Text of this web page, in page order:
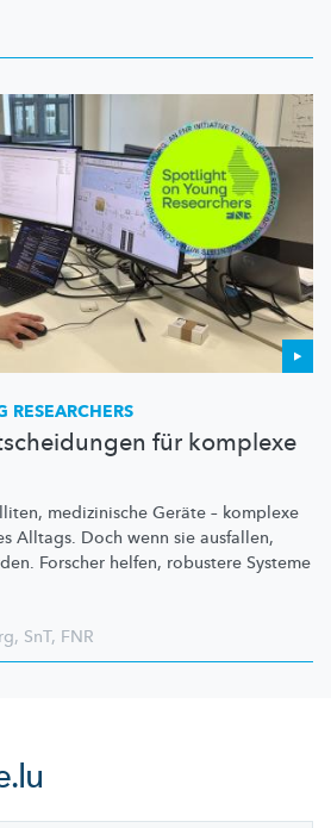
RESEARCHERS
für komplexe
medizinische Geräte – komplexe
Alltags. Doch wenn sie ausfallen,
Forscher helfen, robustere Systeme
, SnT, FNR